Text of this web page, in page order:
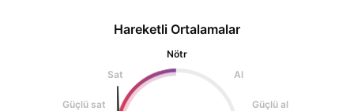
Hareketli Ortalamalar
Nötr
Sat
Al
Güçlü sat Güçlü al